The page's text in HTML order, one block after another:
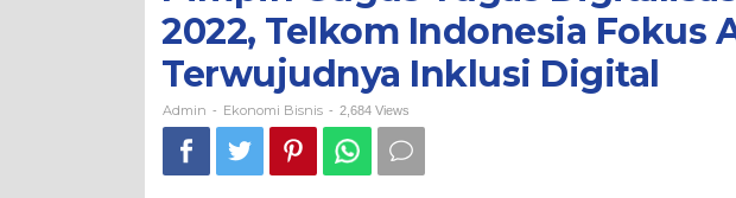
2022,
Telkom
Indonesia
Fokus
Akselerasi
Terwujudnya
Inklusi
Digital
2022, Telkom Indonesia Fokus
Terwujudnya Inklusi Digital
Admin - Ekonomi Bisnis - 2,684 Views